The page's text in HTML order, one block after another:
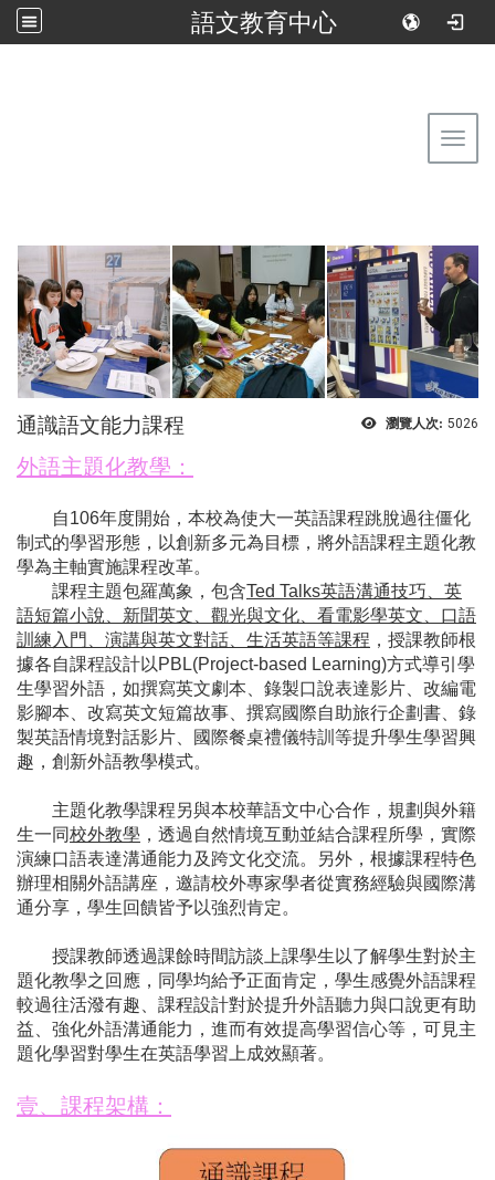
語文教育中心
瀏覽人次: 5026
通識語文能力課程
外語主題化教學：
自106年度開始，本校為使大一英語課程跳脫過往僵化
制式的學習形態，以創新多元為目標，將外語課程主題化教
學為主軸實施課程改革。
課程主題包羅萬象，包含Ted Talks英語溝通技巧、英
語短篇小說、新聞英文、觀光與文化、看電影學英文、口語
訓練入門、演講與英文對話、生活英語等課程 ，授課教師根
據各自課程設計以PBL(Project-based Learning)方式導引學
生學習外語，如撰寫英文劇本、錄製口說表達影片、改編電
影腳本、改寫英文短篇故事、撰寫國際自助旅行企劃書、錄
製英語情境對話影片、國際餐桌禮儀特訓等提升學生學習興
趣，創新外語教學模式。
主題化教學課程另與本校華語文中心合作，規劃與外籍
生一同校外教學 ，透過自然情境互動並結合課程所學，實際
演練口語表達溝通能力及跨文化交流。另外，根據課程特色
辦理相關外語講座，邀請校外專家學者從實務經驗與國際溝
通分享，學生回饋皆予以強烈肯定。
授課教師透過課餘時間訪談上課學生以了解學生對於主
題化教學之回應，同學均給予正面肯定，學生感覺外語課程
較過往活潑有趣、課程設計對於提升外語聽力與口說更有助
益、強化外語溝通能力，進而有效提高學習信心等，可見主
題化學習對學生在英語學習上成效顯著。
壹、課程架構：